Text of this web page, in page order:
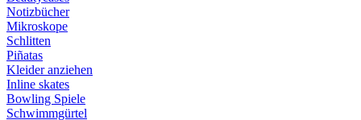
Notizbücher
Mikroskope
Schlitten
Piñatas
Kleider anziehen
Inline skates
Bowling Spiele
Schwimmgürtel